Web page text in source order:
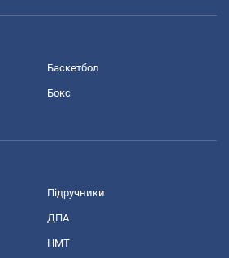
Баскетбол
Бокс
Підручники
ДПА
НМТ